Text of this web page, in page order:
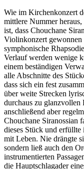
Wie im Kirchenkonzert
mittlere Nummer
ist, dass Chouchane
Violinkonzert gewonnen
symphonische
Verlauf werden wenige
einem beständigen
alle Abschnitte des
dass sich ein fest
über weite Strecken
durchaus zu glanzvollen
anschließend aber
Chouchane Siranossian
dieses Stück und
mit Leben. Nie drängte
sondern ließ auch den
instrumentierten
die Hauptschlagader